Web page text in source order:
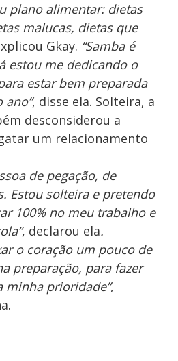
plano alimentar: dietas
malucas, dietas que
Gkay. “Samba é
estou me dedicando o
estar bem preparada
, disse ela. Solteira, a
desconsiderou a
um relacionamento
de pegação, de
Estou solteira e pretendo
100% no meu trabalho e
, declarou ela.
o coração um pouco de
preparação, para fazer
minha prioridade”,